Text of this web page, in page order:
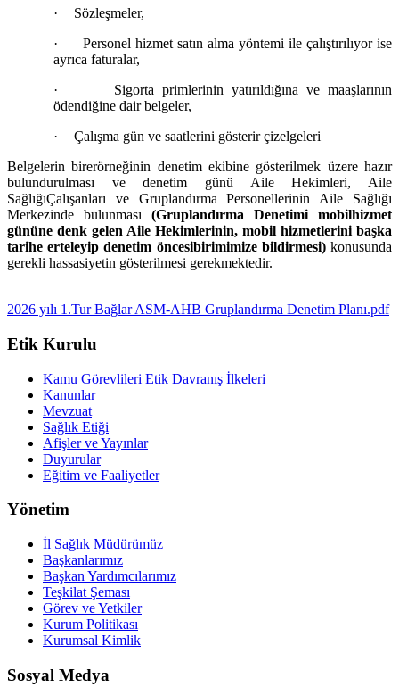
·
Sözleşmeler,
·
Personel hizmet satın alma yöntemi ile çalıştırılıyor ise
ayrıca faturalar,
·
Sigorta primlerinin yatırıldığına ve maaşlarının
ödendiğine dair belgeler,
·
Çalışma gün ve saatlerini gösterir çizelgeleri
Belgelerin birerörneğinin denetim ekibine gösterilmek üzere hazır
bulundurulması ve denetim günü Aile Hekimleri, Aile
SağlığıÇalışanları ve Gruplandırma Personellerinin Aile Sağlığı
Merkezinde bulunması (Gruplandırma Denetimi mobilhizmet
gününe denk gelen Aile Hekimlerinin, mobil hizmetlerini başka
tarihe erteleyip denetim öncesibirimimize bildirmesi)konusunda
gerekli hassasiyetin gösterilmesi gerekmektedir.
2026 yılı 1.Tur Bağlar ASM-AHB Gruplandırma Denetim Planı.pdf
Etik Kurulu
Kamu Görevlileri Etik Davranış İlkeleri
Kanunlar
Mevzuat
Sağlık Etiği
Afişler ve Yayınlar
Duyurular
Eğitim ve Faaliyetler
Yönetim
İl Sağlık Müdürümüz
Başkanlarımız
Başkan Yardımcılarımız
Teşkilat Şeması
Görev ve Yetkiler
Kurum Politikası
Kurumsal Kimlik
Sosyal Medya